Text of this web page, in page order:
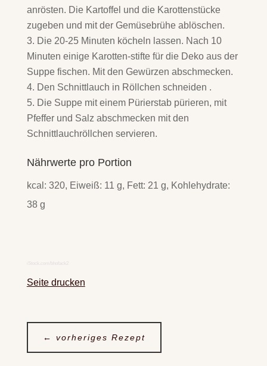
anrösten. Die Kartoffel und die Karottenstücke
zugeben und mit der Gemüsebrühe ablöschen.
Die 20-25 Minuten köcheln lassen. Nach 10
Minuten einige Karotten-stifte für die Deko aus der
Suppe fischen. Mit den Gewürzen abschmecken.
Den Schnittlauch in Röllchen schneiden .
Die Suppe mit einem Pürierstab pürieren, mit
Pfeffer und Salz abschmecken mit den
Schnittlauchröllchen servieren.
Nährwerte pro Portion
kcal: 320, Eiweiß: 11 g, Fett: 21 g, Kohlehydrate:
38 g
Seite drucken
← vorheriges Rezept